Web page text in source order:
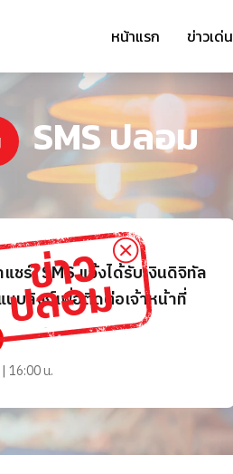
หน้าแรก ข่าวเด่น
SMS ปลอม
ชร์! SMS แจ้งได้รับเงินดิจิทัล
บลิงก์เพื่อติดต่อเจ้าหน้าที่
16:00 น.